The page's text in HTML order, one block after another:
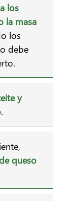
los
la masa
los
debe
y
.
queso